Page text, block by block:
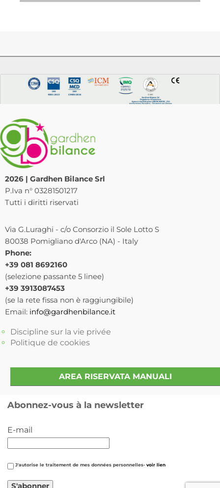
2026 | Gardhen Bilance Srl
P.Iva n° 03281501217
Tutti i diritti riservati
Via G.Luraghi - c/o Consorzio il Sole Lotto S
80038 Pomigliano d'Arco (NA) - Italy
Phone:
+39 081 8692160
(selezione passante 5 linee)
+39 3913087453
(se la rete fissa non è raggiungibile)
Email: info@gardhenbilance.it
Discipline sur la vie privée
Politique de cookies
AREA RISERVATA MANUALI
Abonnez-vous à la newsletter
E-mail
J'autorise le traitement de mes données personnelles- voir lien